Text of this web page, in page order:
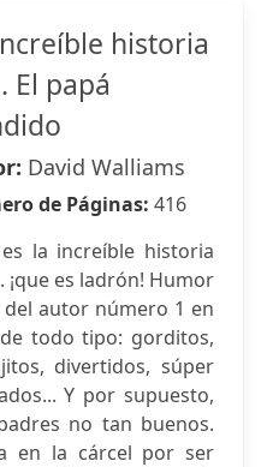
historia
El papá
David Walliams
de Páginas: 416
la increíble historia
¡que es ladrón! Humor
autor número 1 en
todo tipo: gorditos,
divertidos, súper
Y por supuesto,
no tan buenos.
en la cárcel por ser